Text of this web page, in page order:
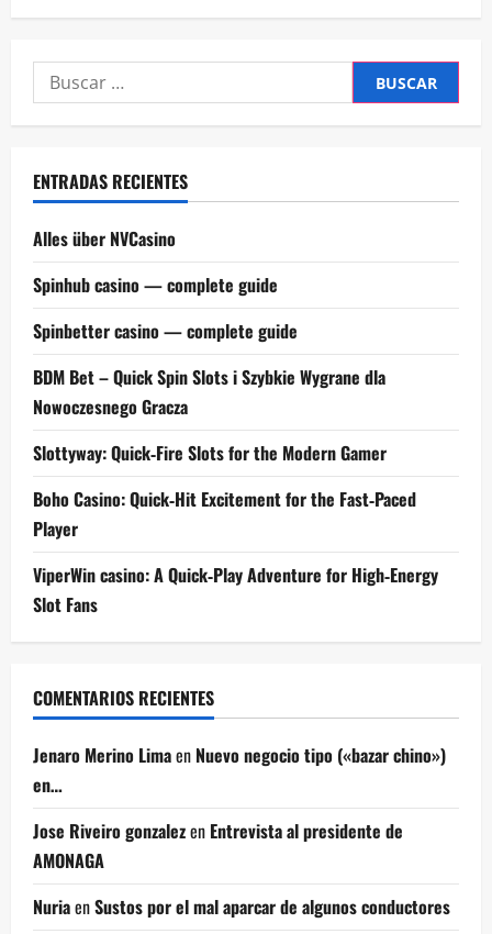
Buscar:
ENTRADAS RECIENTES
Alles über NVCasino
Spinhub casino — complete guide
Spinbetter casino — complete guide
BDM Bet – Quick Spin Slots i Szybkie Wygrane dla
Nowoczesnego Gracza
Slottyway: Quick‑Fire Slots for the Modern Gamer
Boho Casino: Quick‑Hit Excitement for the Fast‑Paced
Player
ViperWin casino: A Quick‑Play Adventure for High‑Energy
Slot Fans
COMENTARIOS RECIENTES
Jenaro Merino Limaen Nuevo negocio tipo («bazar chino»)
en…
Jose Riveiro gonzalezen Entrevista al presidente de
AMONAGA
NuriaenSustos por el mal aparcar de algunos conductores